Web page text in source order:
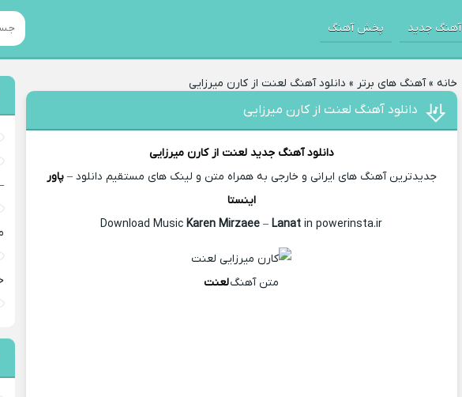
آهنگ جدید پخش آهنگ
خانه »آهنگ های برتر » دانلود آهنگ لعنت از کارن میرزایی
دانلود آهنگ لعنت از کارن میرزایی
دانلود آهنگ جدید لعنت ازکارن میرزایی
جدیدترین آهنگ های ایرانی و خارجی به همراه متن و لینک های مستقیم دانلود –پاور
اینستا
Download Music
Karen Mirzaee– Lanat in powerinsta.ir
متن آهنگلعنت